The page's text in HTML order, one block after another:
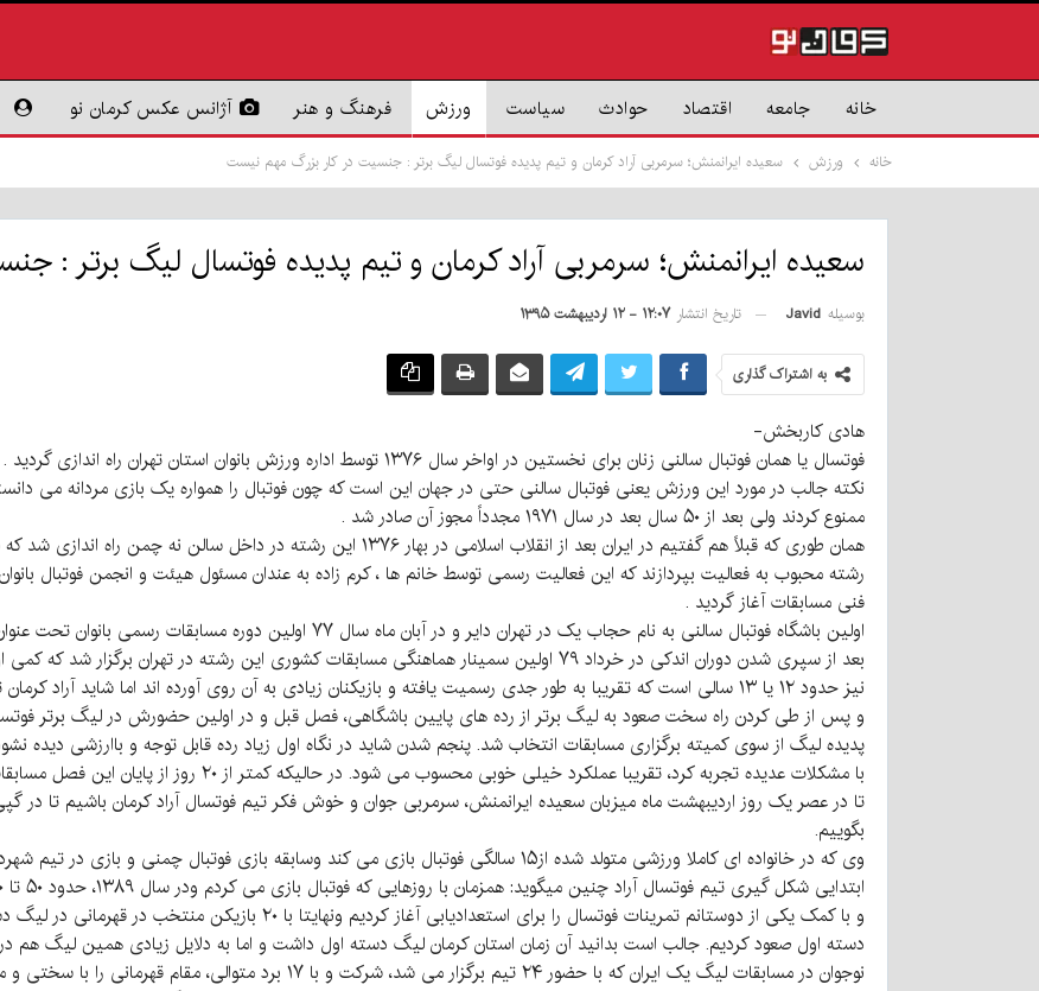
خانه جامعه اقتصاد حوادث سیاست ورزش فرهنگ و هنر آژانس عکس کرمان نو
خانه ورزش سعیده ایرانمنش؛ سرمربی آراد کرمان و تیم پدیده فوتسال لیگ برتر : جنسیت در کار بزرگ مهم نیست
سعیده ایرانمنش؛ سرمربی آراد کرمان و تیم پدیده فوتسال لیگ برتر :
بوسیله Javid تاریخ انتشار ۱۲:۰۷ - ۱۲ اردیبهشت ۱۳۹۵
به اشتراک گذاری
هادی کاربخش-
فوتسال یا همان فوتبال سالنی زنان برای نخستین در اواخر سال ۱۳۷۶ توسط اداره ورزش بانوان استان تهران راه اندازی گردید .
ممنوع کردند ولی بعد از ۵۰ سال بعد در سال ۱۹۷۱ مجدداً‌ مجوز آن صادر شد .
همان طوری که قبلاً هم گفتیم در ایران بعد از انقلاب اسلامی در بهار ۱۳۷۶ این
رشته محبوب به فعالیت بپردازند که این فعالیت رسمی توسط خانم ها ، کرم زاده به عندان مسئول هیئت و انجمن فوتبال
فنی مسابقات آغاز گردید .
بعد از سپری شدن دوران اندکی در خرداد ۷۹ اولین سمینار هماهنگی مسابقات کشوری این رشته در
نیز حدود ۱۲ یا ۱۳ سالی است که تقریبا به طور جدی رسمیت یافته و بازیکنان زیادی به آن روی آورده اند اما شاید
و پس از طی کردن راه سخت صعود به لیگ برتر از رده های پایین باشگاهی، فصل قبل و در اولین حضورش در لیگ برتر
پدیده لیگ از سوی کمیته برگزاری مسابقات انتخاب شد. پنجم شدن شاید در نگاه اول زیاد رده قابل توجه و باارزشی دیده
با مشکلات عدیده تجربه کرد، تقریبا عملکرد خیلی خوبی
تا در عصر یک روز اردیبهشت ماه میزبان سعیده ایرانمنش، سرمربی جوان و خوش فکر تیم فوتسال آراد کرمان باشیم تا در
بگوییم.
وی که در خانواده ای کاملا ورزشی متولد شده از۱۵ سالگی فوتبال بازی می کند وسابقه بازی فوتبال
و با کمک یکی از دوستانم تمرینات فوتسال را برای استعدادیابی آغاز
نوجوان در مسابقات لیگ یک ایران که با حضور ۲۴ تیم برگزار می شد، شرکت